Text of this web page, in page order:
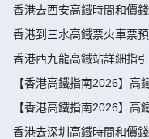
香港去西安高鐵時間和價錢
香港到三水高鐵票火車票
香港西九龍高鐵站詳細指引
【香港高鐵指南2026】高
【香港高鐵指南2026】高
香港去深圳高鐵時間和價錢